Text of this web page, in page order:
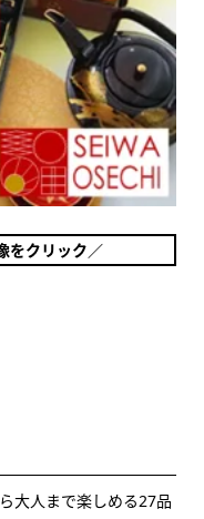
をクリック／
大人まで楽しめる27品